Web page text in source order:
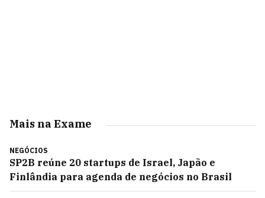
Mais na Exame
NEGÓCIOS
SP2B reúne 20 startups de Israel, Japão e
Finlândia para agenda de negócios no Brasil